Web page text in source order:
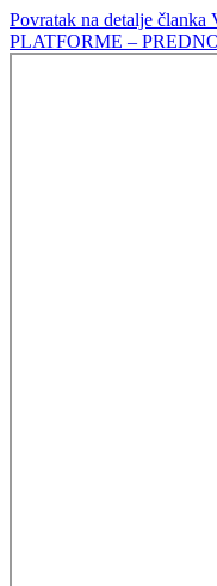
Povratak na detalje članka
PLATFORME –